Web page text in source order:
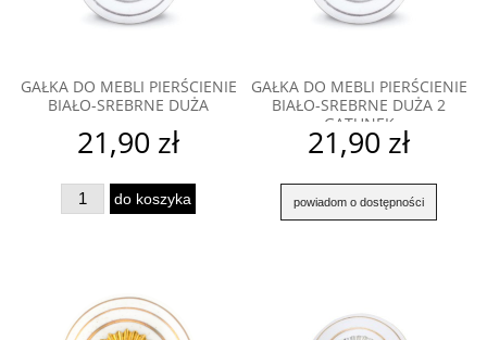
GAŁKA DO MEBLI PIERŚCIENIE
BIAŁO-SREBRNE DUŻA
21,90 zł
do koszyka
GAŁKA DO MEBLI PIERŚCIENIE
BIAŁO-SREBRNE DUŻA 2
GATUNEK
21,90 zł
powiadom o dostępności